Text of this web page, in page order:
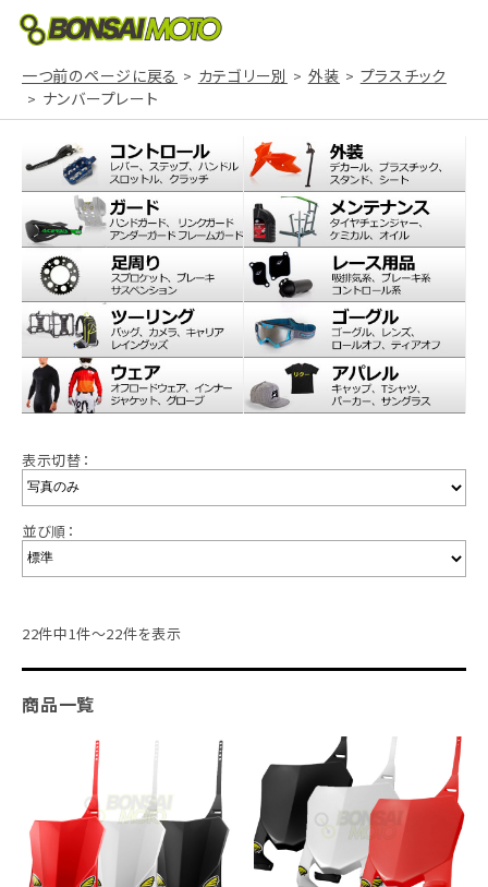
一つ前のページに戻る カテゴリー別 外装
プラスチック
ナンバープレート
表示切替：
並び順：
22件中1件～22件を表示
商品一覧